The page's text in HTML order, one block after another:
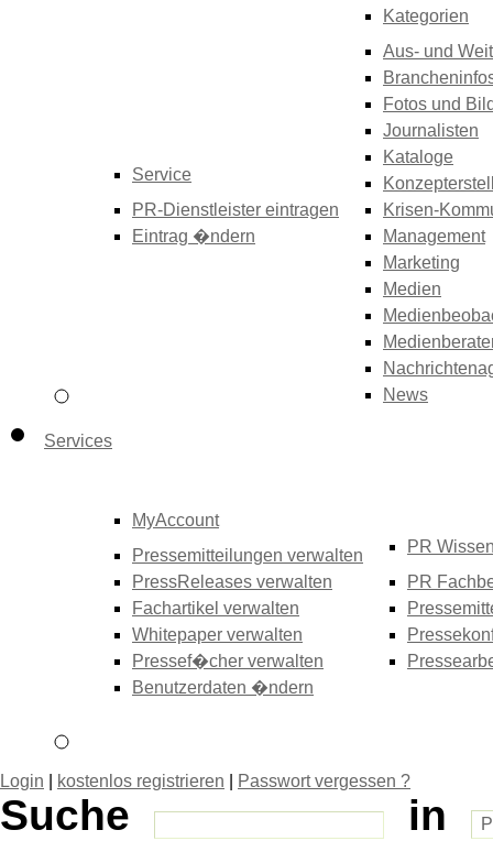
Service
PR-Dienstleister eintragen
Eintrag �ndern
Kategorien
Aus- und
Fotos und
Journalisten
Kataloge
Krisen-
Management
Marketing
Medien
News
Services
MyAccount
Pressemitteilungen verwalten
PressReleases verwalten
Fachartikel verwalten
Whitepaper verwalten
Pressef�cher verwalten
Benutzerdaten �ndern
PR
PR
Login kostenlos registrieren Passwort vergessen ?
Suche
in